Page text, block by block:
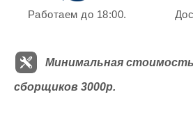
Работаем до 18:00.
Минимальная
сборщиков 3000р.